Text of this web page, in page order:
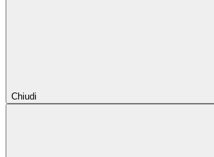
Chiudi